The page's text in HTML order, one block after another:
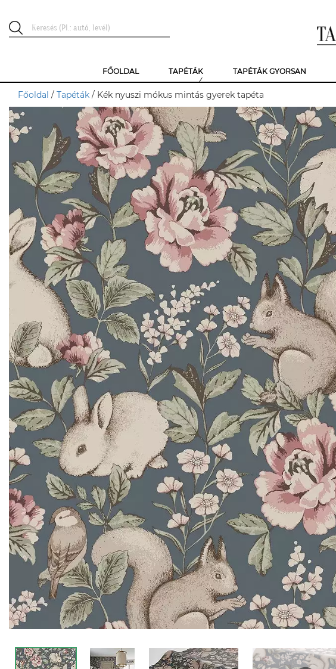
FŐOLDAL TAPÉTÁK TAPÉTÁK GYORSAN
Főoldal / Tapéták / Kék nyuszi mókus mintás gyerek tapéta